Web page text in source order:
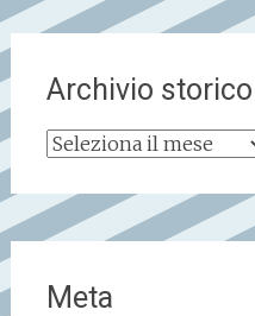
Archivio storico
Archivio
Meta